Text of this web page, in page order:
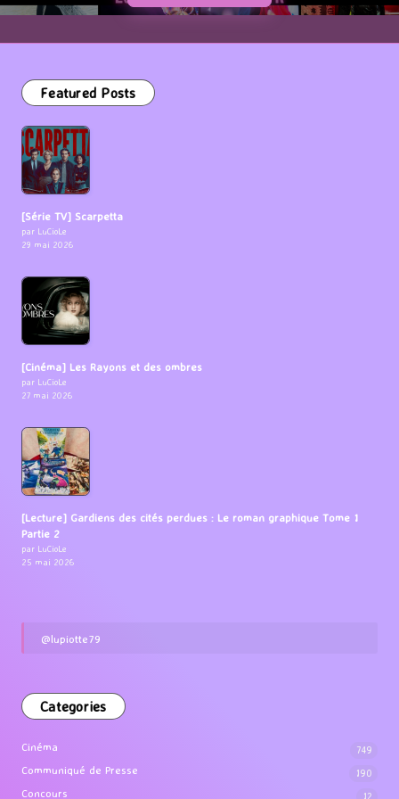
Featured Posts
[Série TV] Scarpetta
par LuCioLe
29 mai 2026
[Cinéma] Les Rayons et des ombres
par LuCioLe
27 mai 2026
[Lecture] Gardiens des cités perdues : Le roman graphique Tome 1
Partie 2
par LuCioLe
25 mai 2026
@lupiotte79
Categories
Cinéma 749
Communiqué de Presse 190
Concours 12